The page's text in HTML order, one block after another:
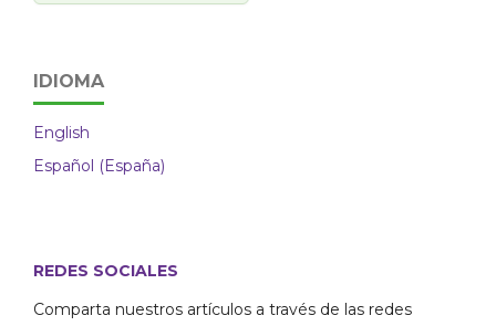
IDIOMA
English
Español (España)
REDES SOCIALES
Comparta nuestros artículos a través de las redes